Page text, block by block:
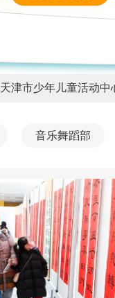
天津市少年儿童活动中
音乐舞蹈部